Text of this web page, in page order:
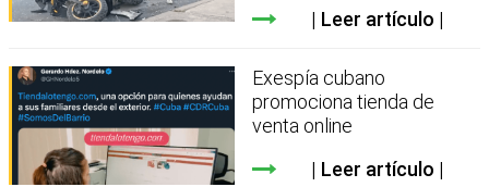
Leer artículo
Exespía cubano
promociona tienda de
venta online
Leer artículo